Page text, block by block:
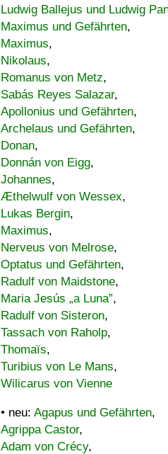
Ludwig Ballejus und Ludwig
Maximus und Gefährten,
Maximus,
Nikolaus,
Romanus von Metz,
Sabás Reyes Salazar,
Apollonius und Gefährten,
Archelaus und Gefährten,
Donan,
Donnán von Eigg,
Johannes,
Æthelwulf von Wessex,
Lukas Bergin,
Maximus,
Nerveus von Melrose,
Optatus und Gefährten,
Radulf von Maidstone,
Maria Jesús „a Luna”,
Radulf von Sisteron,
Tassach von Raholp,
Thomaïs,
Turibius von Le Mans,
Wilicarus von Vienne
• neu: Agapus und Gefährten,
Agrippa Castor,
Adam von Crécy,